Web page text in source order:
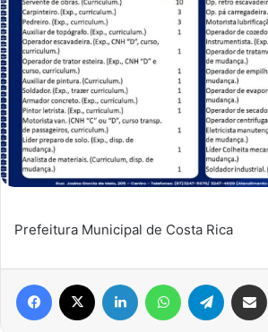
Prefeitura Municipal de Costa Rica
Facebook Linkedin WhatsAppTelegram